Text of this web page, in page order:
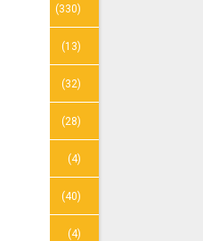
(330)
(13)
(32)
(28)
(4)
(40)
(4)